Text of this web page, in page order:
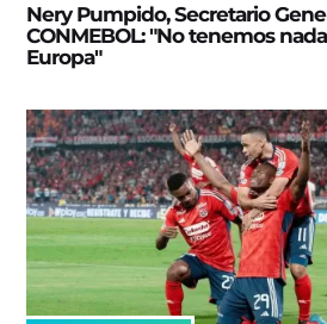
Nery Pumpido, Secretario
CONMEBOL: "No tenemos
Europa"